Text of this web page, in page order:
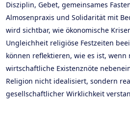
Disziplin, Gebet, gemeinsames
Almosenpraxis und Solidarität mit
wird sichtbar, wie ökonomische
Ungleichheit religiöse Festzeiten
können reflektieren, wie es ist, wenn
wirtschaftliche Existenznöte
Religion nicht idealisiert, sondern
gesellschaftlicher Wirklichkeit